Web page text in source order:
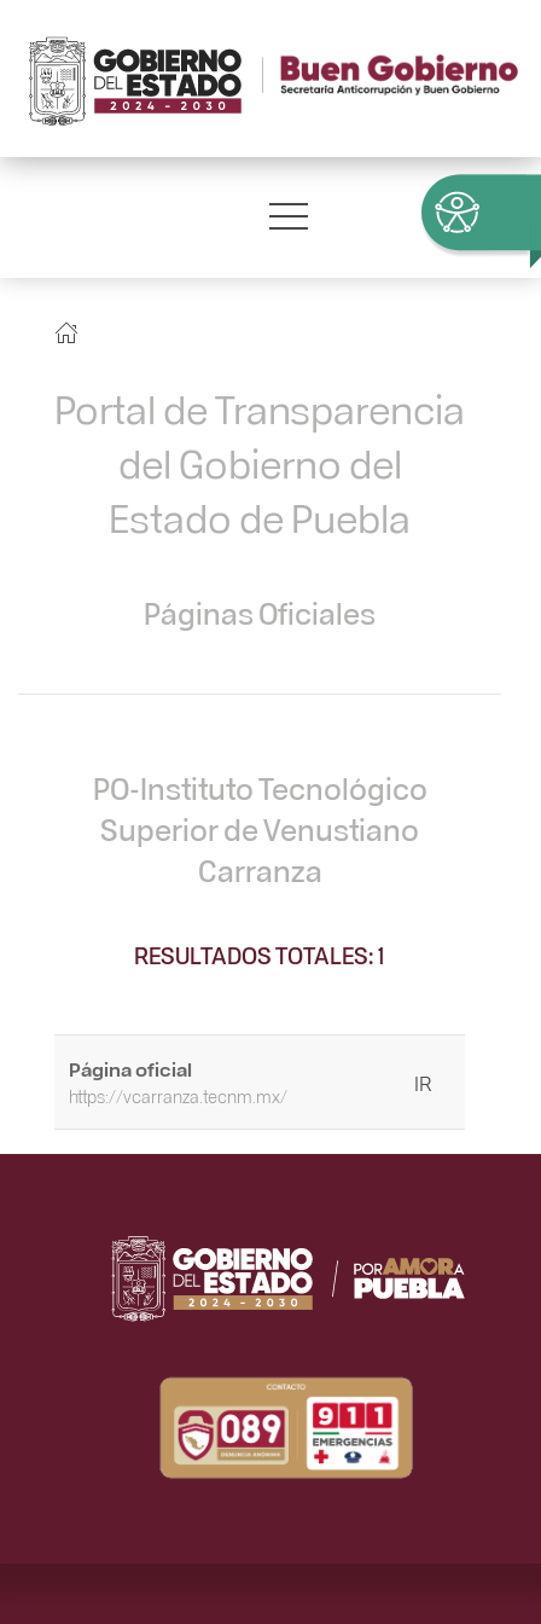
Portal de Transparencia
del Gobierno del
Estado de Puebla
Páginas Oficiales
PO-Instituto Tecnológico
Superior de Venustiano
Carranza
RESULTADOS TOTALES: 1
Página oficial
https://vcarranza.tecnm.mx/ IR